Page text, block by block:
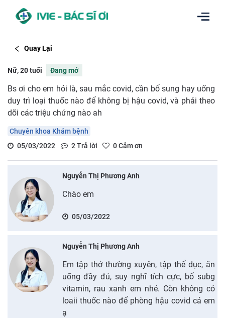
Quay Lại
Nữ, 20 tuổi Đang mở
Bs ơi cho em hỏi là, sau mắc covid, cần bổ sung hay uống
duy trì loại thuốc nào để không bị hậu covid, và phải theo
dõi các triệu chứng nào ah
Chuyên khoa Khám bệnh
05/03/2022
2Trả lời 0Cảm ơn
Nguyễn Thị Phương Anh
Chào em
05/03/2022
Nguyễn Thị Phương Anh
Em tập thở thường xuyên, tập thể dục, ăn
uống đầy đủ, suy nghĩ tích cực, bổ subg
vitamin, rau xanh em nhé. Còn không có
loaii thuốc nào để phòng hậu covid cả em
ạ